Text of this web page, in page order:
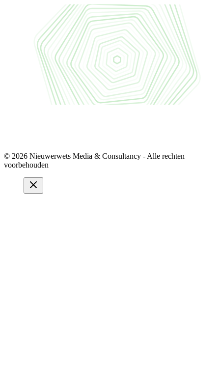
© 2026 Nieuwerwets Media & Consultancy - Alle rechten
voorbehouden